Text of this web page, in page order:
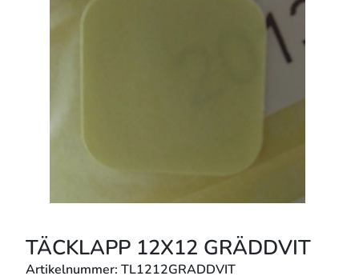
TÄCKLAPP 12X12 GRÄDDVIT
Artikelnummer: TL1212GRADDVIT